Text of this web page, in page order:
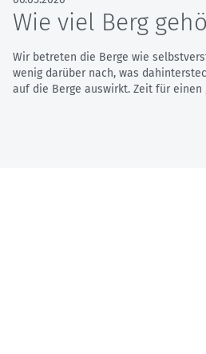
Wie viel Berg
Wir betreten die Berge wie
wenig darüber nach, was
auf die Berge auswirkt. Zeit für einen